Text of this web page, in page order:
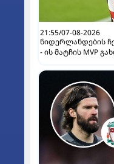
21:55/07-08-2026
ნიდერლანდების
- ის მატჩის MVP